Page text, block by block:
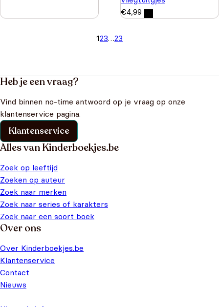
€4,99
123…23
Heb je een vraag?
Vind binnen no-time antwoord op je vraag op onze
klantenservice pagina.
Klantenservice
Alles van Kinderboekjes.be
Zoek op leeftijd
Zoeken op auteur
Zoek naar merken
Zoek naar series of karakters
Zoek naar een soort boek
Over ons
Over Kinderboekjes.be
Klantenservice
Contact
Nieuws